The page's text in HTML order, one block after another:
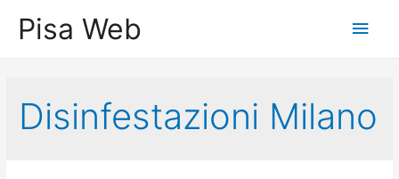
Pisa Web
Main
Disinfestazioni Milano